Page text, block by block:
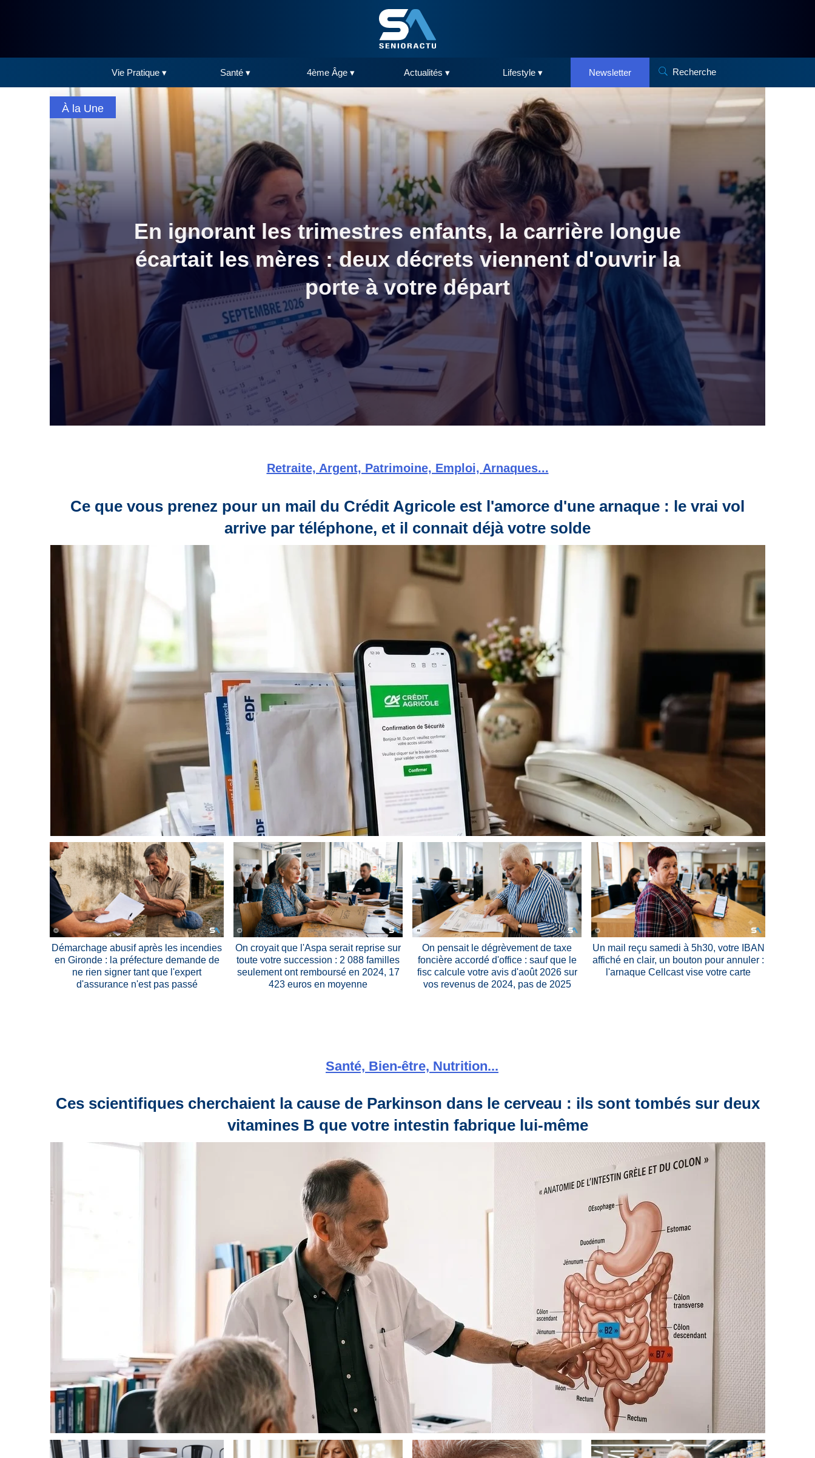
Vie Pratique ▾ Santé ▾ 4ème Âge ▾ Actualités ▾ Lifestyle ▾ Newsletter Recherche
À la Une
En ignorant les trimestres enfants, la carrière longue
écartait les mères : deux décrets viennent d'ouvrir la
porte à votre départ
Retraite, Argent, Patrimoine, Emploi, Arnaques...
Ce que vous prenez pour un mail du Crédit Agricole est l'amorce d'une arnaque : le vrai vol
arrive par téléphone, et il connait déjà votre solde
Démarchage abusif après les incendies
en Gironde : la préfecture demande de
ne rien signer tant que l'expert
d'assurance n'est pas passé
On croyait que l'Aspa serait reprise sur
toute votre succession : 2 088 familles
seulement ont remboursé en 2024, 17
423 euros en moyenne
On pensait le dégrèvement de taxe
foncière accordé d'office : sauf que le
fisc calcule votre avis d'août 2026 sur
vos revenus de 2024, pas de 2025
Un mail reçu samedi à 5h30, votre IBAN
affiché en clair, un bouton pour annuler :
l'arnaque Cellcast vise votre carte
Santé, Bien-être, Nutrition...
Ces scientifiques cherchaient la cause de Parkinson dans le cerveau : ils sont tombés sur deux
vitamines B que votre intestin fabrique lui-même